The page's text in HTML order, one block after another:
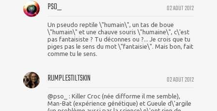
02 AOUT 2012
PSO_
Un pseudo reptile \"humain\", un tas de boue
\"humain\" et une chauve souris \"humaine\", c\'est
pas fantaisiste ? Tu déconnes ou ?... Je crois que tu
piges pas le sens du mot \"fantaisie\". Mais bon, fait
comme tu le sens.
02 AOUT 2012
RUMPLESTILTSKIN
@pso_ : Killer Croc (née difforme il me semble),
Man-Bat (expérience génétique) et Gueule d\'argile